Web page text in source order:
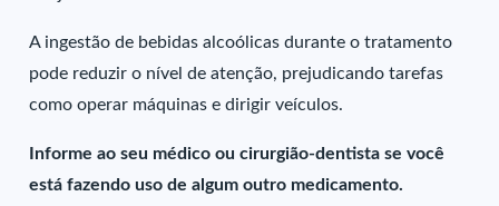
A ingestão de bebidas alcoólicas durante o tratamento
pode reduzir o nível de atenção, prejudicando tarefas
como operar máquinas e dirigir veículos.
Informe ao seu médico ou cirurgião-dentista se você
está fazendo uso de algum outro medicamento.